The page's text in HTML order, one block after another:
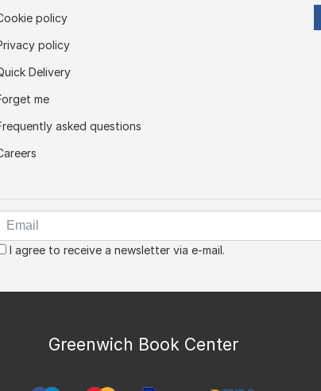
policy
policy
Delivery
me
asked questions
I agree to receive a newsletter via e-mail.
Greenwich Book Center